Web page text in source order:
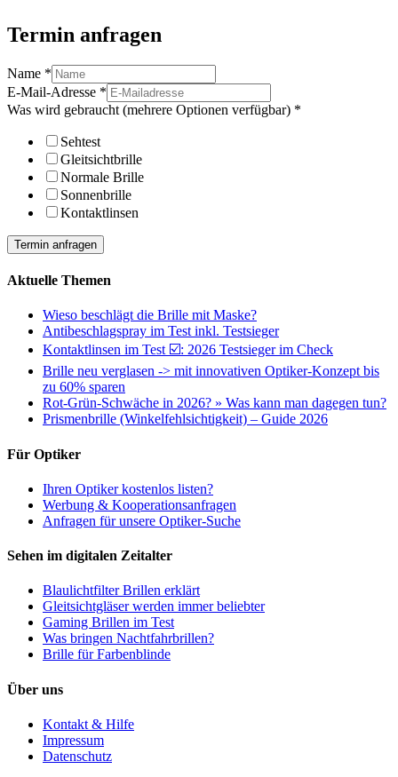
Termin anfragen
Name *
E-Mail-Adresse *
Was wird gebraucht (mehrere Optionen verfügbar) *
Sehtest
Gleitsichtbrille
Normale Brille
Sonnenbrille
Kontaktlinsen
Termin anfragen
Aktuelle Themen
Wieso beschlägt die Brille mit Maske?
Antibeschlagspray im Test inkl. Testsieger
Kontaktlinsen im Test ☑️: 2026 Testsieger im Check
Brille neu verglasen -> mit innovativen Optiker-Konzept bis
zu 60% sparen
Rot-Grün-Schwäche in 2026? » Was kann man dagegen tun?
Prismenbrille (Winkelfehlsichtigkeit) – Guide 2026
Für Optiker
Ihren Optiker kostenlos listen?
Werbung & Kooperationsanfragen
Anfragen für unsere Optiker-Suche
Sehen im digitalen Zeitalter
Blaulichtfilter Brillen erklärt
Gleitsichtgläser werden immer beliebter
Gaming Brillen im Test
Was bringen Nachtfahrbrillen?
Brille für Farbenblinde
Über uns
Kontakt & Hilfe
Impressum
Datenschutz